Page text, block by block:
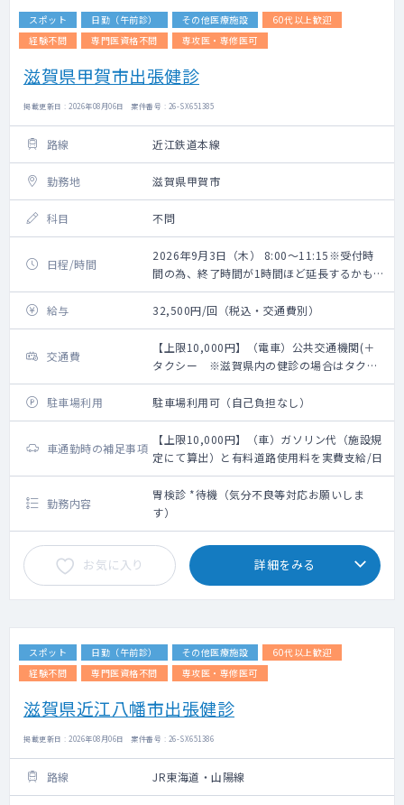
スポット 日勤（午前診） その他医療施設
60代以上歓迎
経験不問
専門医資格不問 専攻医・専修医可
滋賀県甲賀市出張健診
掲載更新日 : 2026年08月06日 案件番号 : 26-SX651385
路線 近江鉄道本線
勤務地 滋賀県甲賀市
科目 不問
日程/時間
2026年9月3日（木） 8:00～11:15※受付時
間の為、終了時間が1時間ほど延長するかもし
れません
給与
32,500円/回（税込・交通費別）
交通費
【上限10,000円】（電車）公共交通機関(＋
タクシー ※滋賀県内の健診の場合はタクシ
ー利用不可。滋賀県外の健診でタクシーの際
は領収証要必要)利用分実費支給/日
駐車場利用 駐車場利用可（自己負担なし）
車通勤時の補足事項
【上限10,000円】（車）ガソリン代（施設規
定にて算出）と有料道路使用料を実費支給/日
勤務内容
胃検診 *待機（気分不良等対応お願いしま
す）
お気に入り 詳細をみる
スポット 日勤（午前診） その他医療施設
60代以上歓迎
経験不問
専門医資格不問 専攻医・専修医可
滋賀県近江八幡市出張健診
掲載更新日 : 2026年08月06日 案件番号 : 26-SX651386
路線 JR東海道・山陽線